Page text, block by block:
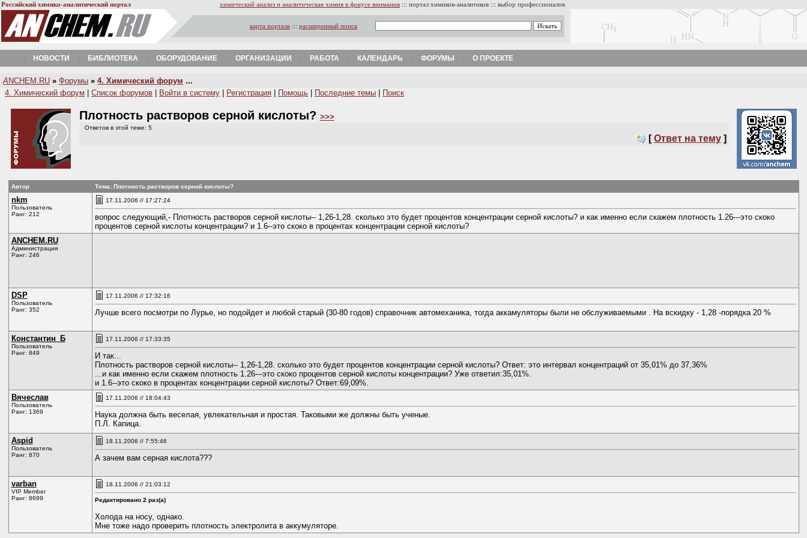
Российский химико-аналитический портал химический анализ и аналитическая химия в фокусе внимания ::: портал химиков-аналитиков ::: выбор профессионалов
карта портала ::: расширенный поиск
НОВОСТИ БИБЛИОТЕКА ОБОРУДОВАНИЕ ОРГАНИЗАЦИИ РАБОТА КАЛЕНДАРЬ ФОРУМЫ О ПРОЕКТЕ
A NCHEM.RU » Форумы » 4. Химический форум ...
4. Химический форум
Список форумов Войти в систему Регистрация Помощь Последние темы Поиск
Плотность растворов серной кислоты? >>>
Ответов в этой теме: 5
[ Ответ на тему ]
Автор Тема: Плотность растворов серной кислоты?
nkm
Пользователь
Ранг: 212
17.11.2006 // 17:27:24
вопрос следующий,- Плотность растворов серной кислоты-- 1,26-1,28. сколько это будет процентов концентрации серной кислоты? и как именно если скажем плотность 1.26---это скоко
процентов серной кислоты концентрации? и 1.6--это скоко в процентах концентрации серной кислоты?
ANCHEM.RU
Администрация
Ранг: 246
DSP
Пользователь
Ранг: 352
17.11.2006 // 17:32:16
Лучше всего посмотри по Лурье, но подойдет и любой старый (30-80 годов) справочник автомеханика, тогда аккамуляторы были не обслуживаемыми . На вскидку - 1,28 -порядка 20 %
Константин_Б
Пользователь
Ранг: 849
17.11.2006 // 17:33:35
И так...
Плотность растворов серной кислоты-- 1,26-1,28. сколько это будет процентов концентрации серной кислоты? Ответ: это интервал концентраций от 35,01% до 37,36%
...и как именно если скажем плотность 1.26---это скоко процентов серной кислоты концентрации? Уже ответил:35,01%.
и 1.6--это скоко в процентах концентрации серной кислоты? Ответ:69,09%.
Вячеслав
Пользователь
Ранг: 1369
17.11.2006 // 18:04:43
Наука должна быть веселая, увлекательная и простая. Таковыми же должны быть ученые.
П.Л. Капица.
Aspid
Пользователь
Ранг: 870
18.11.2006 // 7:55:46
А зачем вам серная кислота???
varban
VIP Member
Ранг: 8699
18.11.2006 // 21:03:12
Редактировано 2 раз(а)
Холода на носу, однако.
Мне тоже надо проверить плотность электролита в аккумуляторе.